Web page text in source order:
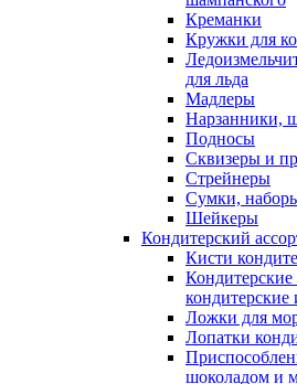
Креманки
Кружки для
для льда
Мадлеры
Нарзанники,
Подносы
Сквизеры и
Стрейнеры
Сумки,
Шейкеры
Кондитерский
Кисти
кондитерские
Ложки для
Лопатки
шоколадом и